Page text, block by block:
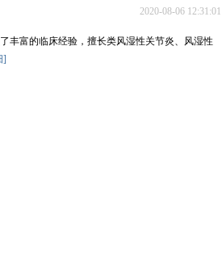
2020-08-06 12:31:01
丰富的临床经验，擅长类风湿性关节炎、风湿性
]